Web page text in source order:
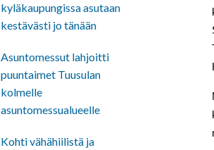
kyläkaupungissa asutaan
kestävästi jo tänään
Asuntomessut lahjoitti
puuntaimet Tuusulan
kolmelle
asuntomessualueelle
Kohti vähähiilistä ja